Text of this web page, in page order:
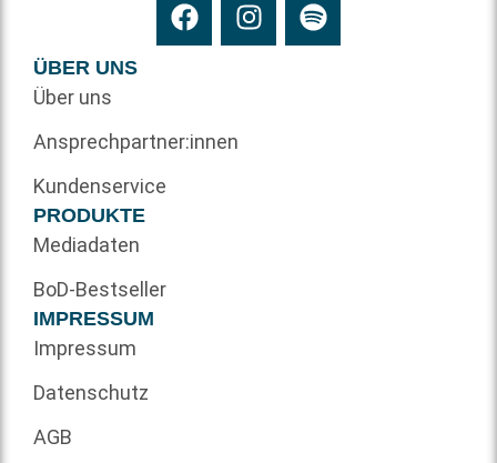
ÜBER UNS
Über uns
Ansprechpartner:innen
Kundenservice
PRODUKTE
Mediadaten
BoD-Bestseller
IMPRESSUM
Impressum
Datenschutz
AGB